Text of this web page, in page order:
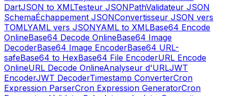
DartJSON to XMLTesteur JSONPathValidateur JSON
SchemaÉchappement JSONConvertisseur JSON vers
TOMLYAML vers JSONYAML to XMLBase64 Encode
OnlineBase64 Decode OnlineBase64 Image
DecoderBase64 Image EncoderBase64 URL-
safeBase64 to HexBase64 File EncoderURL Encode
OnlineURL Decode OnlineAnalyseur d'URLJWT
EncoderJWT DecoderTimestamp ConverterCron
Expression ParserCron Expression GeneratorCron